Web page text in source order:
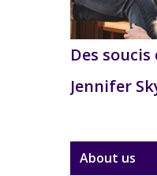
Des
Jennifer
About us